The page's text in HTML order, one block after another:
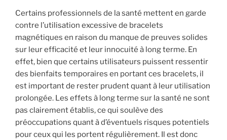
Certains professionnels de la santé mettent en garde
contre l’utilisation excessive de bracelets
magnétiques en raison du manque de preuves solides
sur leur efficacité et leur innocuité à long terme. En
effet, bien que certains utilisateurs puissent ressentir
des bienfaits temporaires en portant ces bracelets, il
est important de rester prudent quant à leur utilisation
prolongée. Les effets à long terme sur la santé ne sont
pas clairement établis, ce qui soulève des
préoccupations quant à d’éventuels risques potentiels
pour ceux qui les portent régulièrement. Il est donc